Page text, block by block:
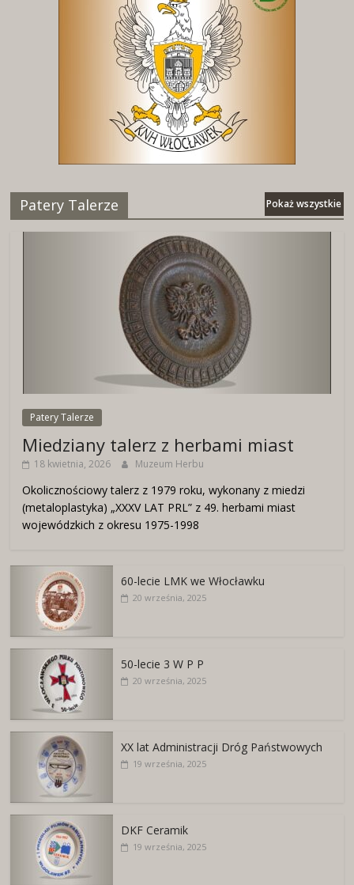
Patery Talerze Pokaż wszystkie
Patery Talerze
Miedziany talerz z herbami miast
18 kwietnia, 2026 Muzeum Herbu
Okolicznościowy talerz z 1979 roku, wykonany z miedzi
(metaloplastyka) „XXXV LAT PRL” z 49. herbami miast
wojewódzkich z okresu 1975-1998
60-lecie LMK we Włocławku
20 września, 2025
50-lecie 3 W P P
20 września, 2025
XX lat Administracji Dróg Państwowych
19 września, 2025
DKF Ceramik
19 września, 2025